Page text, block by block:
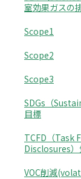
室効果ガスの
Scope1
Scope2
Scope3
SDGs（
目標
TCFD（Task
Disclosures）
VOC削減